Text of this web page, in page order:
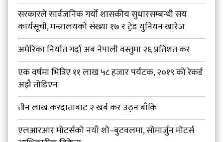
सरकारले सार्वजनिक गर्यो शासकीय सुधारसम्बन्धी सय
कार्यसूची, मन्त्रालयको संख्या १७ र ट्रेड युनियन खारेज
अमेरिका निर्यात गर्दा अब नेपाली वस्तुमा २६ प्रतिशत कर
एक वर्षमा भित्रिए ११ लाख ५८ हजार पर्यटक, २०१९ को रेकर्ड
अझै तोडिएन
तीन लाख करदाताबाट २ खर्ब कर उठ्न बाँकि
एलआरआर मोटर्सको नयाँ शो–बुटवलमा, सोमार्जुन मोटर्स